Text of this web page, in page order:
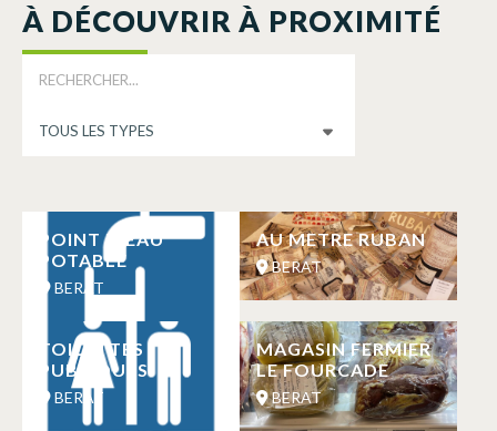
À DÉCOUVRIR À PROXIMITÉ
POINT D’EAU
POTABLE
BERAT
AU METRE RUBAN
BERAT
TOILETTES
PUBLIQUES
BERAT
MAGASIN FERMIER
LE FOURCADE
BERAT